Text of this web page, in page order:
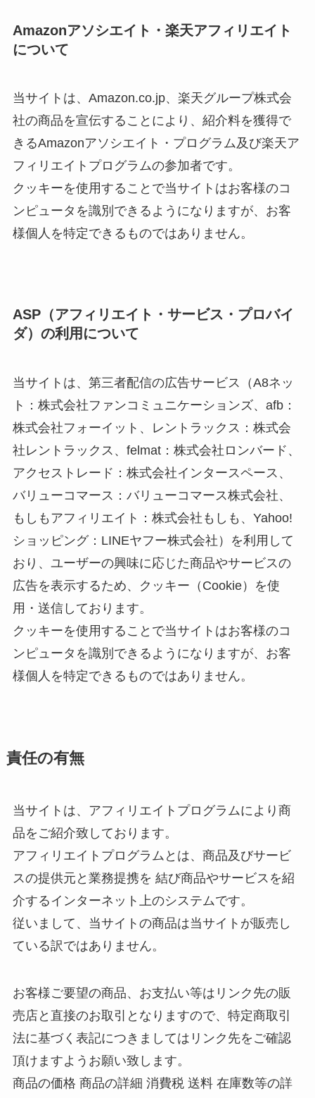
Amazonアソシエイト・楽天アフィリエイト
について
当サイトは、Amazon.co.jp、楽天グループ株式会
社の商品を宣伝することにより、紹介料を獲得で
きるAmazonアソシエイト・プログラム及び楽天ア
フィリエイトプログラムの参加者です。
クッキーを使用することで当サイトはお客様のコ
ンピュータを識別できるようになりますが、お客
様個人を特定できるものではありません。
ASP（アフィリエイト・サービス・プロバイ
ダ）の利用について
当サイトは、第三者配信の広告サービス（A8ネッ
ト：株式会社ファンコミュニケーションズ、afb：
株式会社フォーイット、レントラックス：株式会
社レントラックス、felmat：株式会社ロンバード、
アクセストレード：株式会社インタースペース、
バリューコマース：バリューコマース株式会社、
もしもアフィリエイト：株式会社もしも、Yahoo!
ショッピング：LINEヤフー株式会社）を利用して
おり、ユーザーの興味に応じた商品やサービスの
広告を表示するため、クッキー（Cookie）を使
用・送信しております。
クッキーを使用することで当サイトはお客様のコ
ンピュータを識別できるようになりますが、お客
様個人を特定できるものではありません。
責任の有無
当サイトは、アフィリエイトプログラムにより商
品をご紹介致しております。
アフィリエイトプログラムとは、商品及びサービ
スの提供元と業務提携を 結び商品やサービスを紹
介するインターネット上のシステムです。
従いまして、当サイトの商品は当サイトが販売し
ている訳ではありません。
お客様ご要望の商品、お支払い等はリンク先の販
売店と直接のお取引となりますので、特定商取引
法に基づく表記につきましてはリンク先をご確認
頂けますようお願い致します。
商品の価格 商品の詳細 消費税 送料 在庫数等の詳